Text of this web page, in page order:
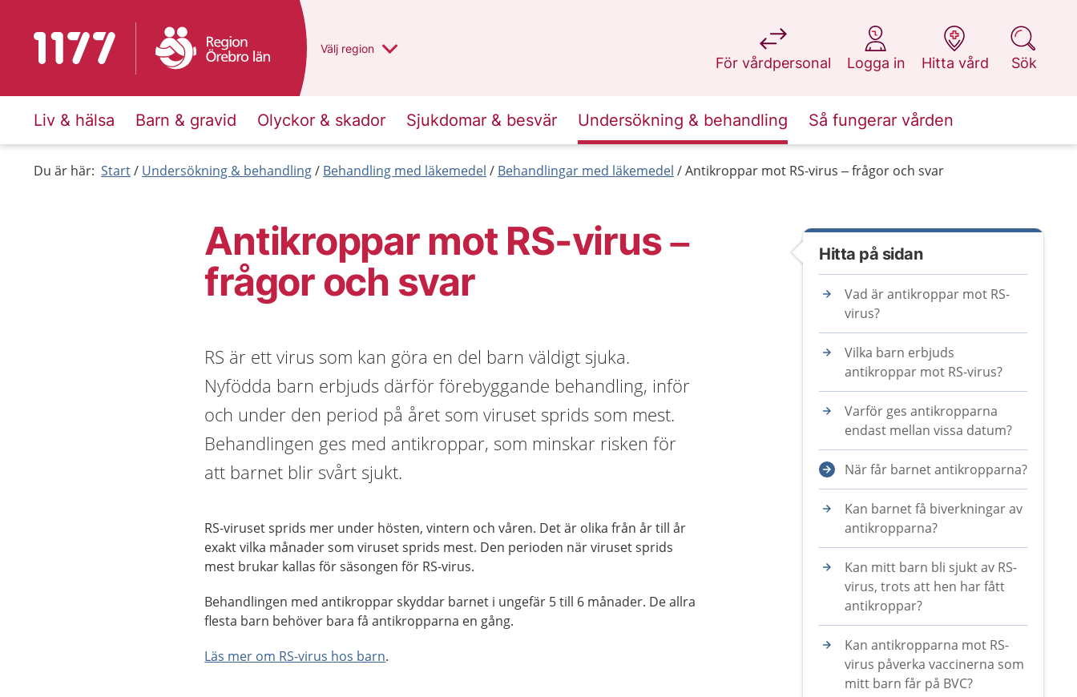
Till startsidan för 1177 Du har valt region
Välj en annan
region
För vårdpersonal
på 1177.se
Logga in
på 1177.se
Hitta vård
på 1177.se
Sök
på 1177.se
Liv & hälsa Barn & gravid Olyckor & skador Sjukdomar & besvär Undersökning & behandling Så fungerar vården
Du är här: Start Undersökning & behandling Behandling med läkemedel Behandlingar med läkemedel Antikroppar mot RS-virus – frågor och svar
Antikroppar mot RS-virus –
frågor och svar
RS är ett virus som kan göra en del barn väldigt sjuka.
Nyfödda barn erbjuds därför förebyggande behandling, inför
och under den period på året som viruset sprids som mest.
Behandlingen ges med antikroppar, som minskar risken för
att barnet blir svårt sjukt.
RS-viruset sprids mer under hösten, vintern och våren. Det är olika från år till år
exakt vilka månader som viruset sprids mest. Den perioden när viruset sprids
mest brukar kallas för säsongen för RS-virus.
Behandlingen med antikroppar skyddar barnet i ungefär 5 till 6 månader. De allra
flesta barn behöver bara få antikropparna en gång.
Läs mer om RS-virus hos barn.
Hitta på sidan
Vad är antikroppar mot RS-
virus?
Vilka barn erbjuds
antikroppar mot RS-virus?
Varför ges antikropparna
endast mellan vissa datum?
När får barnet antikropparna?
Kan barnet få biverkningar av
antikropparna?
Kan mitt barn bli sjukt av RS-
virus, trots att hen har fått
antikroppar?
Kan antikropparna mot RS-
virus påverka vaccinerna som
mitt barn får på BVC?